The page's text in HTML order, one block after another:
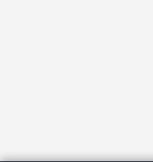
РЕКЛАМА У НАС